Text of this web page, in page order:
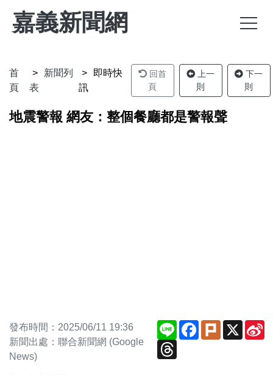
嘉義新聞網
首
頁
新聞列
表
即時快
訊
回首
頁
上一
則
下一
則
地震警報 網友：整個餐廳都是警報聲
發布時間：2025/06/11 19:36
新聞出處：聯合新聞網 (Google
News)
Line Facebook
PlurkX
Threads